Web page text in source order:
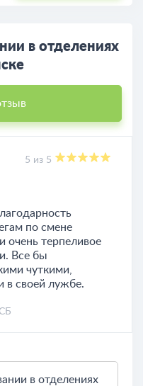
в отделениях
5 из 5
по смене
очень терпеливое
Все бы
чуткими,
в своей лужбе.
в отделениях